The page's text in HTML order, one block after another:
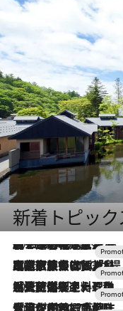
新着トピッ
2026.8.7
【トンボの足水浴】ヒノキの香りに包まれて涼感マックス！約13℃の湧水かけ流しを避暑地「星野温泉 トンボの湯」で体験
2026.7.31
【ホテル帰省】という選択肢をOMOが提案。家族とほどよい距離を保つには「昼は実家、夜は気兼ねなくホテルで！」
2026.7.24
【夏限定ディナーコース】旬を迎える稚鮎や花ズッキーニなどをイタリア・トスカーナの郷土料理の手法で満喫！